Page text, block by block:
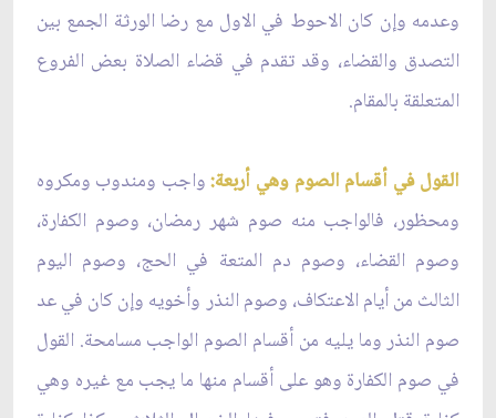
وعدمه وإن كان الاحوط في الاول مع رضا الورثة الجمع بين
التصدق والقضاء، وقد تقدم في قضاء الصلاة بعض الفروع
المتعلقة بالمقام.
القول في أقسام الصوم وهي أربعة:واجب ومندوب ومكروه
ومحظور، فالواجب منه صوم شهر رمضان، وصوم الكفارة،
وصوم القضاء، وصوم دم المتعة في الحج، وصوم اليوم
الثالث من أيام الاعتكاف، وصوم النذر وأخويه وإن كان في عد
صوم النذر وما يليه من أقسام الصوم الواجب مسامحة. القول
في صوم الكفارة وهو على أقسام منها ما يجب مع غيره وهي